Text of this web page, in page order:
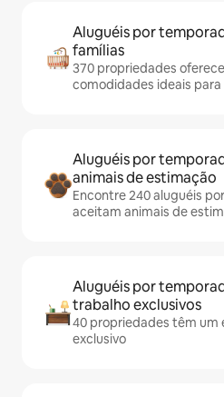
Aluguéis por
famílias
370 propriedades
comodidades ideais para
Aluguéis por
animais de estimação
Encontre 240 aluguéis
aceitam animais de
Aluguéis por
trabalho exclusivos
40 propriedades têm um
exclusivo